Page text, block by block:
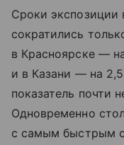
Сроки экспозиции
сократились
в Красноярске —
и в Казани — на
показатель почти
Одновременно
с самым быстрым